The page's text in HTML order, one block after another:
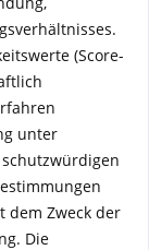
(Score-
unter
dem Zweck der
Die